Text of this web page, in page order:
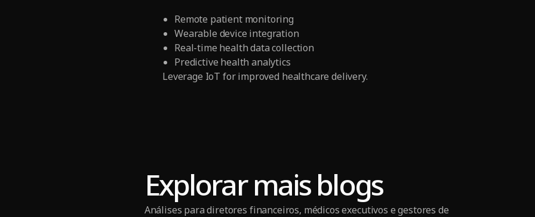
Remote patient monitoring
Wearable device integration
Real-time health data collection
Predictive health analytics
Leverage IoT for improved healthcare delivery.
Explorar mais blogs
Análises para diretores financeiros, médicos executivos e gestores de